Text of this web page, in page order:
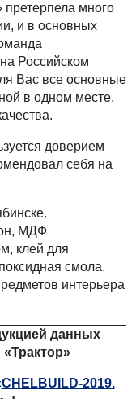
много
и в основных
Российском
Вас все основные
в одном месте,
доверием
себя на
МДФ
клей для
смола.
интерьера
данных
CHELBUILD-2019.